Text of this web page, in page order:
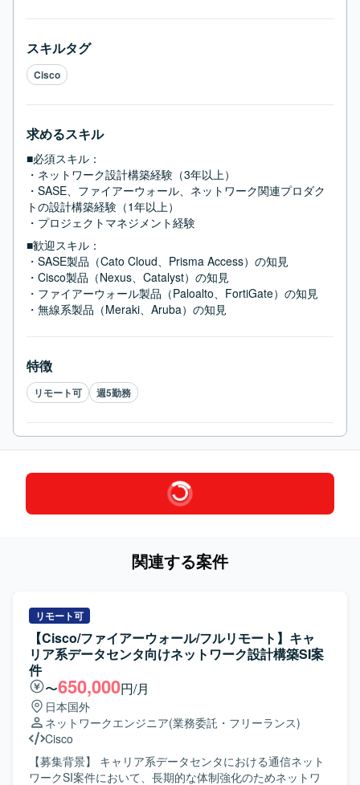
スキルタグ
Cisco
求めるスキル
■必須スキル：
・ネットワーク設計構築経験（3年以上）
・SASE、ファイアーウォール、ネットワーク関連プロダク
トの設計構築経験（1年以上）
・プロジェクトマネジメント経験
■歓迎スキル：
・SASE製品（Cato Cloud、Prisma Access）の知見
・Cisco製品（Nexus、Catalyst）の知見
・ファイアーウォール製品（Paloalto、FortiGate）の知見
・無線系製品（Meraki、Aruba）の知見
特徴
リモート可 週5勤務
関連する案件
リモート可
【Cisco/ファイアーウォール/フルリモート】キャ
リア系データセンタ向けネットワーク設計構築SI案
件
〜650,000円/月
日本国外
ネットワークエンジニア(業務委託・フリーランス)
Cisco
【募集背景】 キャリア系データセンタにおける通信ネット
ワークSI案件において、長期的な体制強化のためネットワ